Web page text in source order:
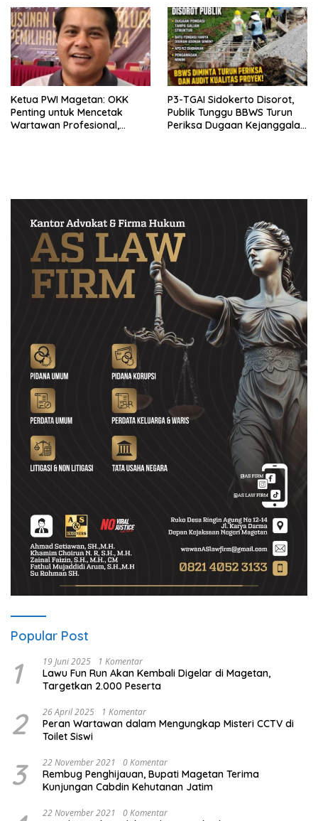
Ketua PWI Magetan: OKK
Penting untuk Mencetak
Wartawan Profesional,
P3-TGAI Sidokerto Disorot,
Publik Tunggu BBWS Turun
Periksa Dugaan Kejanggalan
Popular Post
1 19 Juni 2025 1 Komentar
Lawu Fun Run Akan Kembali Digelar di Magetan,
Targetkan 2.000 Peserta
2 26 April 2025 1 Komentar
Peran Wartawan dalam Mengungkap Misteri CCTV di
Toilet Siswi
3 22 November 2021 0 Komentar
Rembug Penghijauan, Bupati Magetan Terima
Kunjungan Cabdin Kehutanan Jatim
22 November 2021 0 Komentar